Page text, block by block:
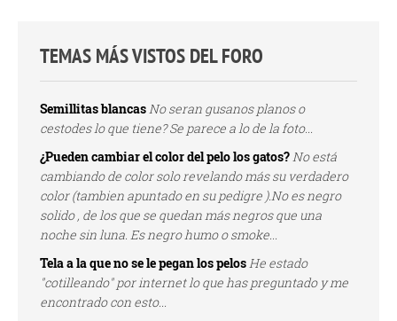
TEMAS MÁS VISTOS DEL FORO
Semillitas blancasNo seran gusanos planos o
cestodes lo que tiene? Se parece a lo de la foto...
¿Pueden cambiar el color del pelo los gatos?No está
cambiando de color solo revelando más su verdadero
color (tambien apuntado en su pedigre ).No es negro
solido , de los que se quedan más negros que una
noche sin luna. Es negro humo o smoke...
Tela a la que no se le pegan los pelosHe estado
"cotilleando" por internet lo que has preguntado y me
encontrado con esto...